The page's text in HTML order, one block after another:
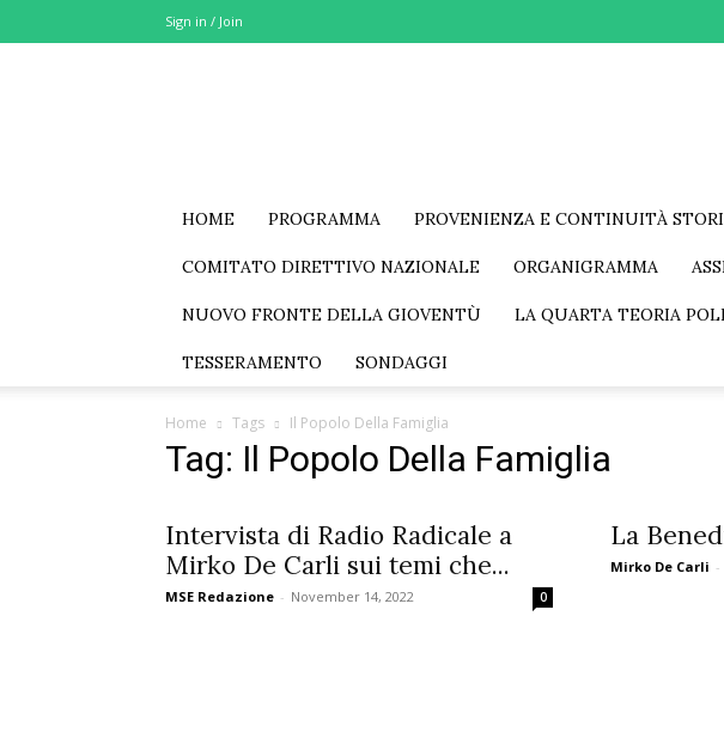
Sign in / Join
HOME PROGRAMMA PROVENIENZA E CONTINUITÀ
COMITATO DIRETTIVO NAZIONALE ORGANIGRAMMA
NUOVO FRONTE DELLA GIOVENTÙ LA QUARTA TEORIA
TESSERAMENTO SONDAGGI
Home Tags Il Popolo Della Famiglia
Tag: Il Popolo Della Famiglia
Intervista di Radio Radicale a
Mirko De Carli sui temi che...
MSE Redazione - November 14, 2022 0
La
Mirko De Carli -